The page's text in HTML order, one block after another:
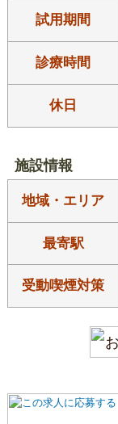
試用期間
診療時間
休日
施設情報
地域・エリア
最寄駅
受動喫煙対策